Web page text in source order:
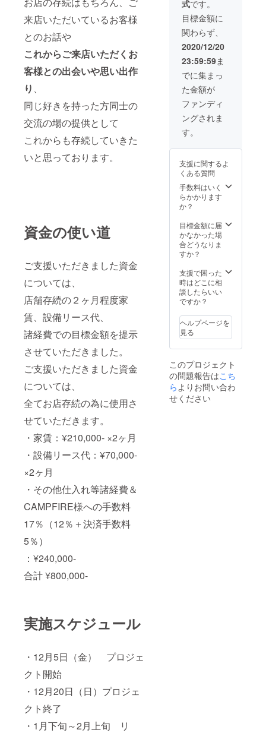
来店いただいているお客様
とのお話や
これからご来店いただくお
客様との出会いや思い出作
り
同じ好きを持った方同士の
交流の場の提供として
これからも存続していきた
いと思っております。
資金の使い道
ご支援いただきました資金
については、
店舗存続の２ヶ月程度家
賃、設備リース代、
諸経費での目標金額を提示
させていただきました。
ご支援いただきました資金
については、
全てお店存続の為に使用さ
せていただきます。
・家賃：¥210,000- ×2ヶ月
・設備リース代：¥70,000-
×2ヶ月
・その他仕入れ等諸経費＆
CAMPFIRE様への手数料
17％（12％＋決済手数料
5％）
：¥240,000-
合計 ¥800,000-
実施スケジュール
・12月5日（金） プロジェ
クト開始
・12月20日（日）プロジェ
クト終了
・1月下旬～2月上旬 リ
パー
カー、
マグ
カップ
ともに
イメー
ジデザ
インの
為、実
際の物
と異な
る場合
もござ
予めご
了承く
ださ
い。 ・
お好き
なリー
冊交換
券（有
効期限
日） ※
リーフ
画像は
参考画
りま
リーフ
コミッ
クと
は、1冊
22ペー
ジほど
の物に
ゴマグ
カップ
（サイ
ズ：直
径
高さ
9.5cm
容量約
350ml
） ※楕
円形缶
バッ
バス
ポー
チ、T
シャ
ツ、
パー
カップ
ともに
イメー
為、実
際の物
と異な
る場合
います
ので、
予めご
了承く
い。 ・
お好き
なリー
フコ
ロゴ
ジップ
アップ
パー
カー
（サイ
ズ：
L（フ
リーサ
イズ）
身丈
71cm /
身幅
52cm /
袖丈
61cm）
・デザ
インロ
ゴマグ
ズ：直
径
8.2cm x
容量約
350ml
） ※楕
円形缶
ジ、
キャン
バス
ポー
シャ
ツ、
パー
カー、
マグ
6cm）
・デザ
インロ
ゴTシャ
ツver.2
（サイ
ズ：
L（フ
リーサ
イズ）
身丈
72cm /
身幅
50cm /
22cm
） ・デ
ザイン
ロゴ
ジップ
パー
カー
（サイ
ズ：
リーサ
イズ）
身丈
71cm /
58cm /
肩幅
52cm /
袖丈
・デザ
インロ
ゴマグ
カップ
（サイ
式です。
目標金額に
関わらず、
2020/12/20
23:59:59ま
でに集まっ
た金額が
ファンディ
ングされま
す。
支援に関するよ
くある質問
手数料はいく
らかかります
か？
目標金額に届
かなかった場
合どうなりま
すか？
支援で困った
時はどこに相
談したらいい
ですか？
ヘルプページを
見る
このプロジェクト
の問題報告はこち
ら よりお問い合わ
せください